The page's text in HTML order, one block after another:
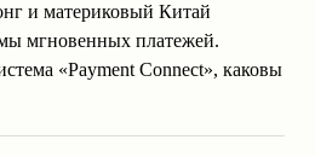
и материковый Китай
мгновенных платежей.
«Payment Connect», каковы